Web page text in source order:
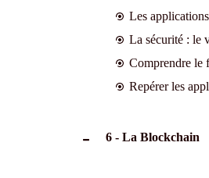
Les
La sécurité : le
Comprendre le
Repérer les
6 - La Blockchain